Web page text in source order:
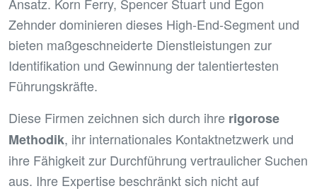
Zehnder dominieren dieses High-End-Segment und
bieten maßgeschneiderte Dienstleistungen zur
Identifikation und Gewinnung der talentiertesten
Führungskräfte.
Diese Firmen zeichnen sich durch ihre rigorose
Methodik, ihr internationales Kontaktnetzwerk und
ihre Fähigkeit zur Durchführung vertraulicher Suchen
aus. Ihre Expertise beschränkt sich nicht auf